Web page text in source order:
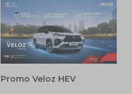
Promo Veloz HEV